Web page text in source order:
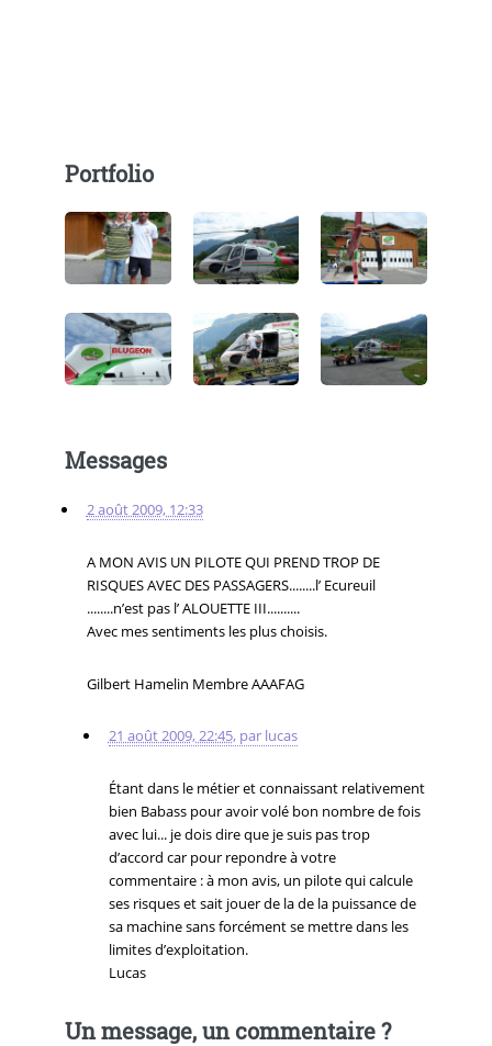
Portfolio
Messages
2 août 2009, 12:33
A MON AVIS UN PILOTE QUI PREND TROP DE
RISQUES AVEC DES PASSAGERS........l’ Ecureuil
........n’est pas l’ ALOUETTE III..........
Avec mes sentiments les plus choisis.
Gilbert Hamelin Membre AAAFAG
21 août 2009, 22:45, par lucas
Étant dans le métier et connaissant relativement
bien Babass pour avoir volé bon nombre de fois
avec lui... je dois dire que je suis pas trop
d’accord car pour repondre à votre
commentaire : à mon avis, un pilote qui calcule
ses risques et sait jouer de la de la puissance de
sa machine sans forcément se mettre dans les
limites d’exploitation.
Lucas
Un message, un commentaire ?